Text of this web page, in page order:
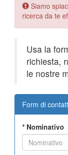
Error:
Siamo
ricerca da te
Usa la
richiesta,
le nostre
Form di
* Nominativo